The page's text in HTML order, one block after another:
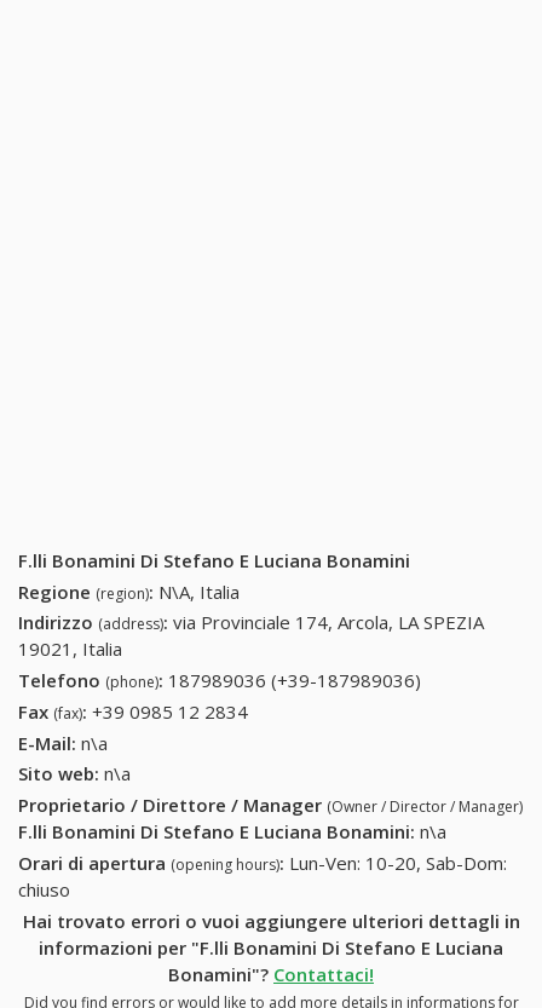
F.lli Bonamini Di Stefano E Luciana Bonamini
Regione (region): N\A, Italia
Indirizzo (address): via Provinciale 174, Arcola, LA SPEZIA
19021, Italia
Telefono (phone): 187989036 (+39-187989036)
Fax (fax): +39 0985 12 2834
E-Mail: n\a
Sito web: n\a
Proprietario / Direttore / Manager (Owner / Director / Manager)
F.lli Bonamini Di Stefano E Luciana Bonamini: n\a
Orari di apertura (opening hours): Lun-Ven: 10-20, Sab-Dom:
chiuso
Hai trovato errori o vuoi aggiungere ulteriori dettagli in
informazioni per "F.lli Bonamini Di Stefano E Luciana
Bonamini"? Contattaci!
Did you find errors or would like to add more details in informations for